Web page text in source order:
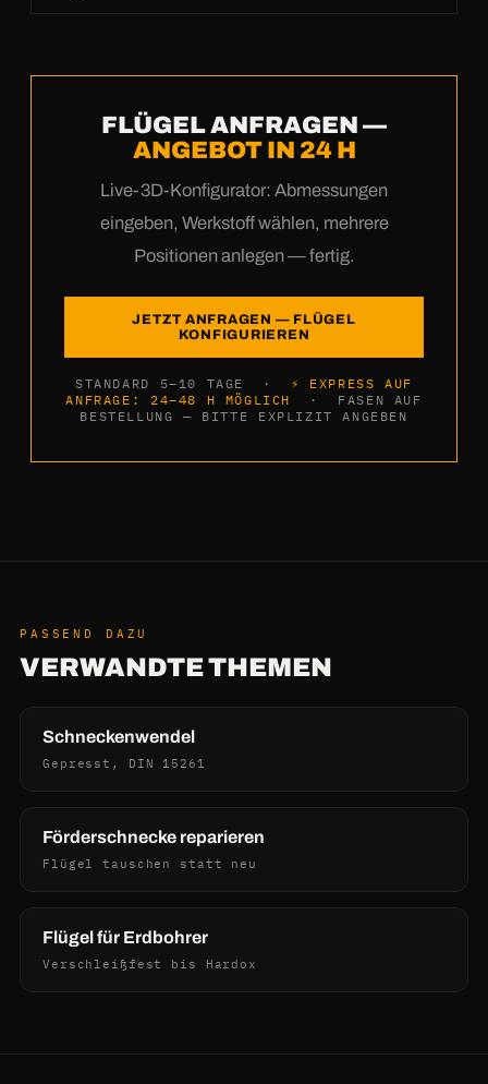
FLÜGEL ANFRAGEN —
ANGEBOT IN 24 H
Live-3D-Konfigurator: Abmessungen
eingeben, Werkstoff wählen, mehrere
Positionen anlegen — fertig.
JETZT ANFRAGEN — FLÜGEL
KONFIGURIEREN
STANDARD 5–10 TAGE · ⚡ EXPRESS AUF
ANFRAGE: 24–48 H MÖGLICH
· FASEN AUF
BESTELLUNG — BITTE EXPLIZIT ANGEBEN
PASSEND DAZU
VERWANDTE THEMEN
Schneckenwendel
Gepresst, DIN 15261
Förderschnecke reparieren
Flügel tauschen statt neu
Flügel für Erdbohrer
Verschleißfest bis Hardox